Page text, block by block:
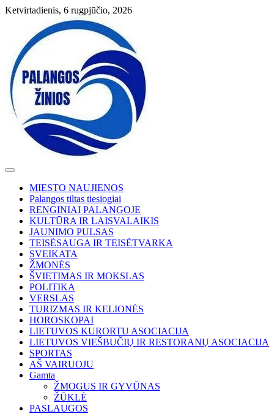
Skip
Ketvirtadienis, 6 rugpjūčio, 2026
MIESTO NAUJIENOS
Palangos tiltas tiesiogiai
RENGINIAI PALANGOJE
KULTŪRA IR LAISVALAIKIS
JAUNIMO PULSAS
TEISĖSAUGA IR TEISĖTVARKA
SVEIKATA
ŽMONĖS
ŠVIETIMAS IR MOKSLAS
POLITIKA
VERSLAS
TURIZMAS IR KELIONĖS
HOROSKOPAI
LIETUVOS KURORTU ASOCIACIJA
LIETUVOS VIEŠBUČIŲ IR RESTORANŲ ASOCIACIJA
SPORTAS
AŠ VAIRUOJU
Gamta
ŽMOGUS IR GYVŪNAS
ŽŪKLĖ
PASLAUGOS